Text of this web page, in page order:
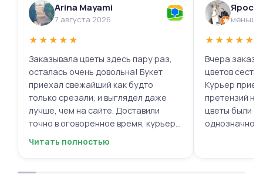
Arina Mayami
7 августа 2026
★★★★★
Заказывала цветы здесь пару раз,
осталась очень довольна! Букет
приехал свежайший как будто
только срезали, и выглядел даже
лучше, чем на сайте. Доставили
точно в оговоренное время, курьер
вежливый, ещё и открытку с тёплыми
приятными. Однозначно буду
Читать полностью
меньше
★★★★★
Вчера
цветов
Курьер
претензий
цветы были
однозначно.